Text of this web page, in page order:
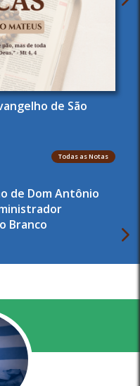
de São
Todas as Notas
de Dom Antônio
Branco